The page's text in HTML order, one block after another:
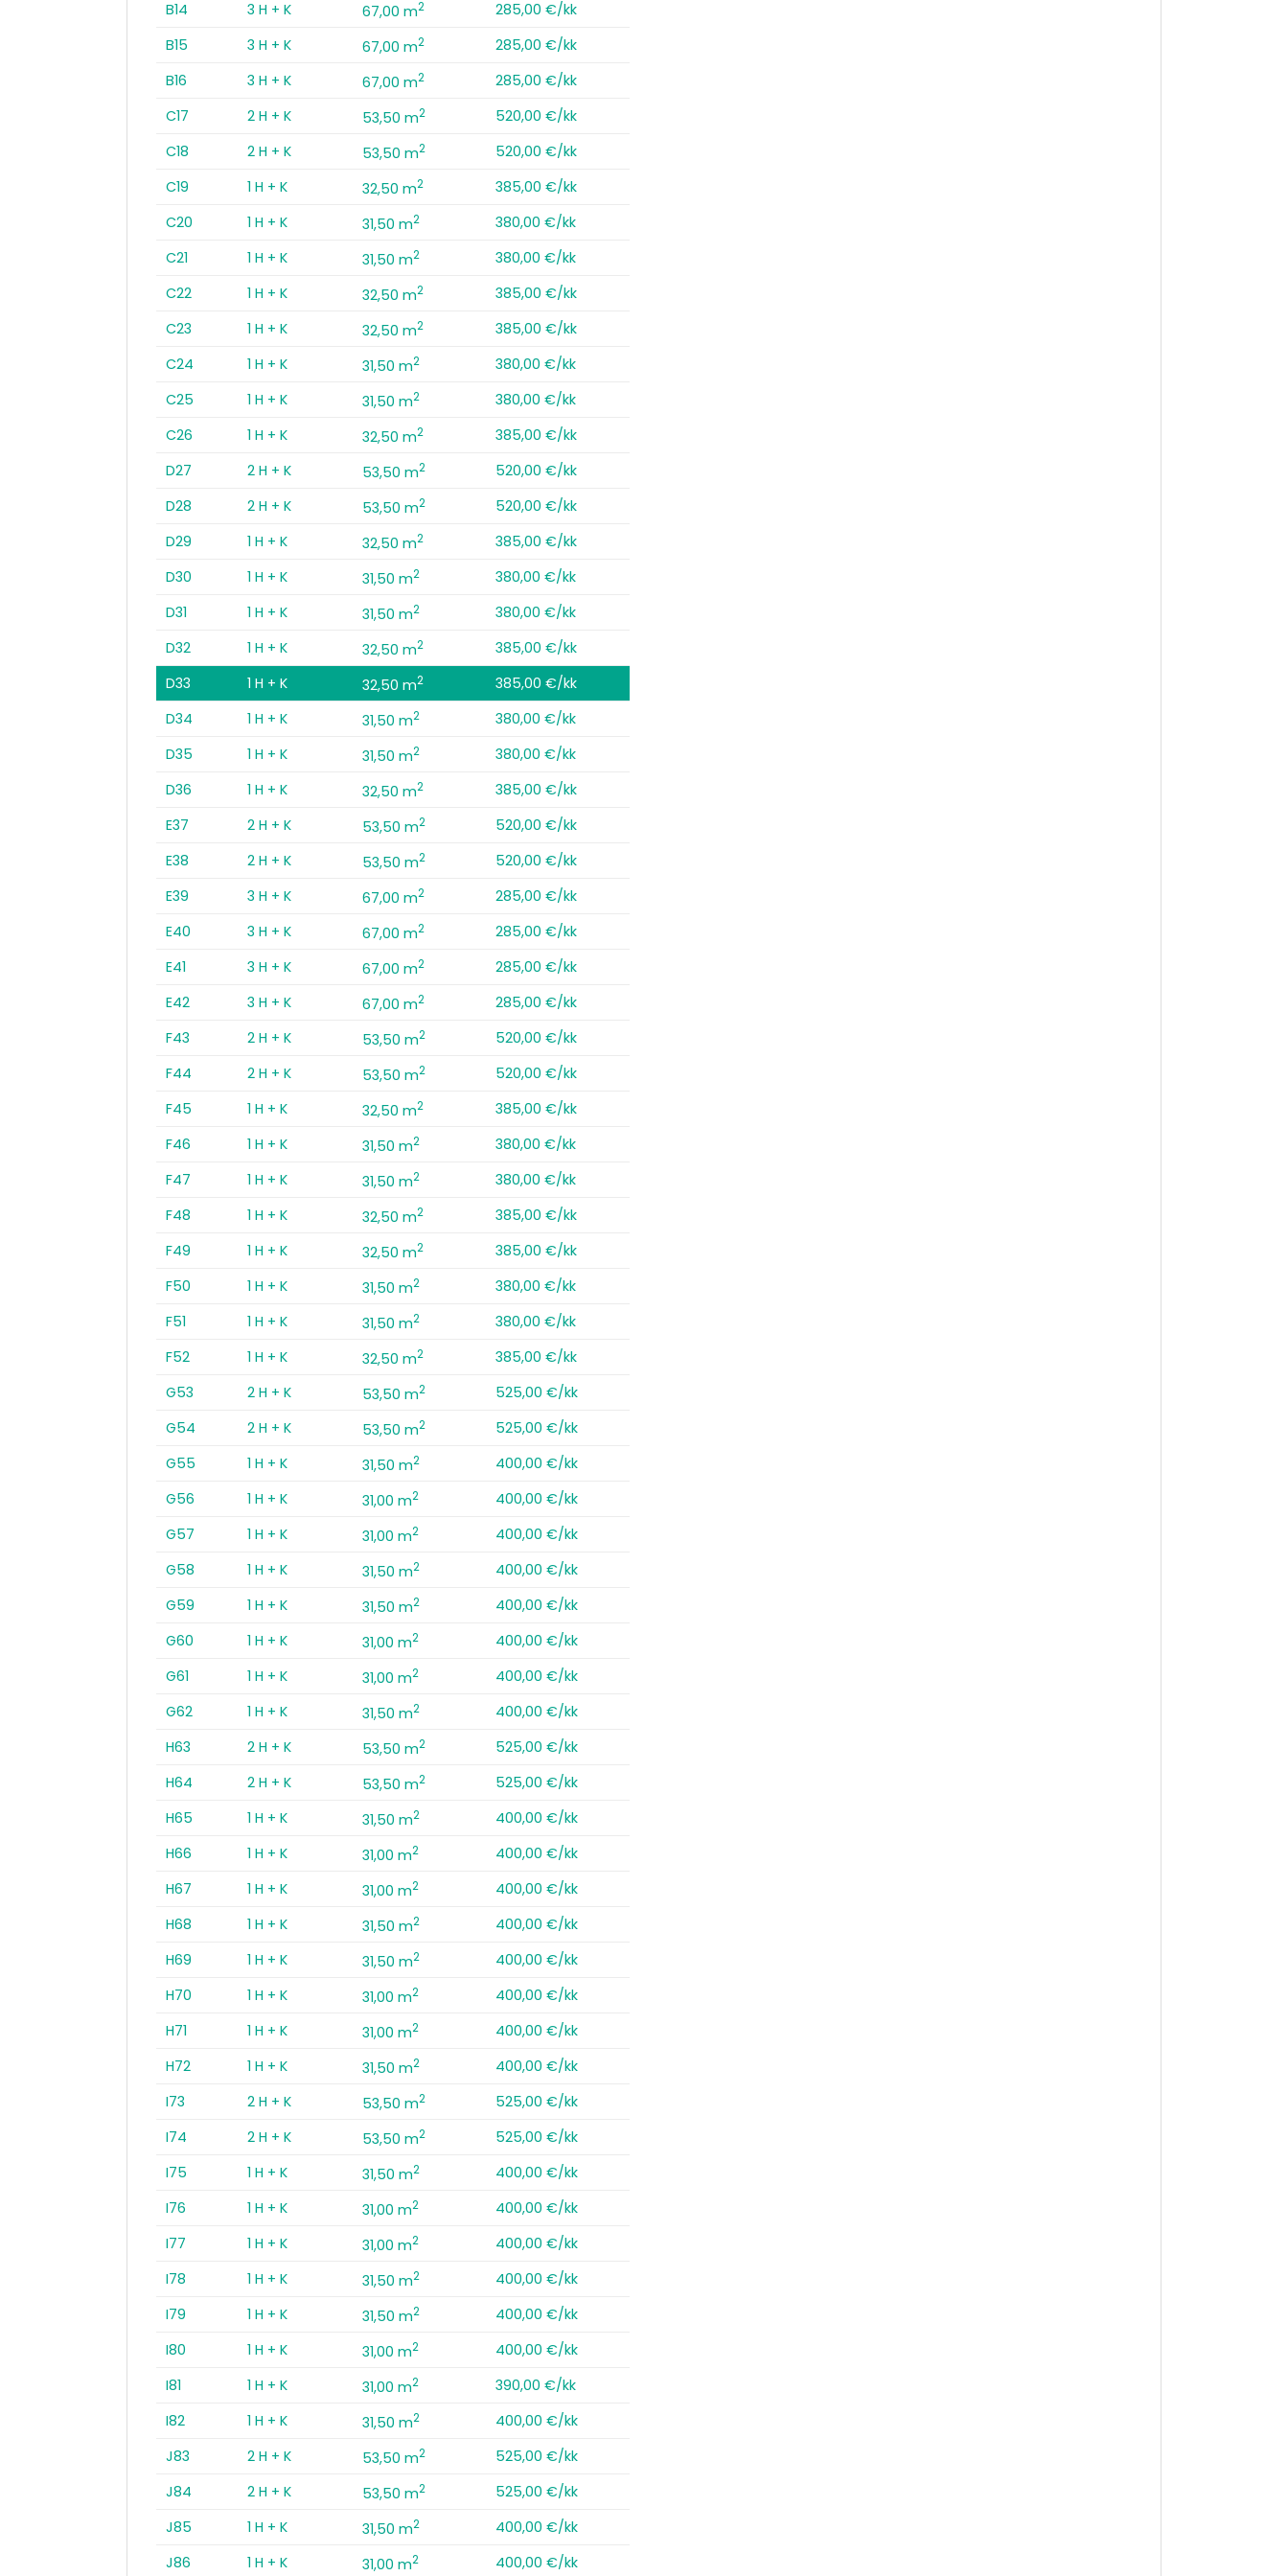
B14
3 H + K 67,00 m2
285,00 €/kk
B15
3 H + K 67,00 m2
285,00 €/kk
B16
3 H + K 67,00 m2
285,00 €/kk
C17
2 H + K 53,50 m2
520,00 €/kk
C18
2 H + K 53,50 m2
520,00 €/kk
C19
1 H + K 32,50 m2
385,00 €/kk
C20
1 H + K 31,50 m2
380,00 €/kk
C21
1 H + K 31,50 m2
380,00 €/kk
C22
1 H + K 32,50 m2
385,00 €/kk
C23
1 H + K 32,50 m2
385,00 €/kk
C24
1 H + K 31,50 m2
380,00 €/kk
C25
1 H + K 31,50 m2
380,00 €/kk
C26
1 H + K 32,50 m2
385,00 €/kk
D27
2 H + K 53,50 m2
520,00 €/kk
D28
2 H + K 53,50 m2
520,00 €/kk
D29
1 H + K 32,50 m2
385,00 €/kk
D30
1 H + K 31,50 m2
380,00 €/kk
D31
1 H + K 31,50 m2
380,00 €/kk
D32
1 H + K 32,50 m2
385,00 €/kk
D33
1 H + K 32,50 m2
385,00 €/kk
D34
1 H + K 31,50 m2
380,00 €/kk
D35
1 H + K 31,50 m2
380,00 €/kk
D36
1 H + K 32,50 m2
385,00 €/kk
E37
2 H + K 53,50 m2
520,00 €/kk
E38
2 H + K 53,50 m2
520,00 €/kk
E39
3 H + K 67,00 m2
285,00 €/kk
E40
3 H + K 67,00 m2
285,00 €/kk
E41
3 H + K 67,00 m2
285,00 €/kk
E42
3 H + K 67,00 m2
285,00 €/kk
F43
2 H + K 53,50 m2
520,00 €/kk
F44
2 H + K 53,50 m2
520,00 €/kk
F45
1 H + K 32,50 m2
385,00 €/kk
F46
1 H + K 31,50 m2
380,00 €/kk
F47
1 H + K 31,50 m2
380,00 €/kk
F48
1 H + K 32,50 m2
385,00 €/kk
F49
1 H + K 32,50 m2
385,00 €/kk
F50
1 H + K 31,50 m2
380,00 €/kk
F51
1 H + K 31,50 m2
380,00 €/kk
F52
1 H + K 32,50 m2
385,00 €/kk
G53
2 H + K 53,50 m2
525,00 €/kk
G54
2 H + K 53,50 m2
525,00 €/kk
G55
1 H + K 31,50 m2
400,00 €/kk
G56
1 H + K 31,00 m2
400,00 €/kk
G57
1 H + K 31,00 m2
400,00 €/kk
G58
1 H + K 31,50 m2
400,00 €/kk
G59
1 H + K 31,50 m2
400,00 €/kk
G60
1 H + K 31,00 m2
400,00 €/kk
G61
1 H + K 31,00 m2
400,00 €/kk
G62
1 H + K 31,50 m2
400,00 €/kk
H63
2 H + K 53,50 m2
525,00 €/kk
H64
2 H + K 53,50 m2
525,00 €/kk
H65
1 H + K 31,50 m2
400,00 €/kk
H66
1 H + K 31,00 m2
400,00 €/kk
H67
1 H + K 31,00 m2
400,00 €/kk
H68
1 H + K 31,50 m2
400,00 €/kk
H69
1 H + K 31,50 m2
400,00 €/kk
H70
1 H + K 31,00 m2
400,00 €/kk
H71
1 H + K 31,00 m2
400,00 €/kk
H72
1 H + K 31,50 m2
400,00 €/kk
I73
2 H + K 53,50 m2
525,00 €/kk
I74
2 H + K 53,50 m2
525,00 €/kk
I75
1 H + K 31,50 m2
400,00 €/kk
I76
1 H + K 31,00 m2
400,00 €/kk
I77
1 H + K 31,00 m2
400,00 €/kk
I78
1 H + K 31,50 m2
400,00 €/kk
I79
1 H + K 31,50 m2
400,00 €/kk
I80
1 H + K 31,00 m2
400,00 €/kk
I81
1 H + K 31,00 m2
390,00 €/kk
I82
1 H + K 31,50 m2
400,00 €/kk
J83
2 H + K 53,50 m2
525,00 €/kk
J84
2 H + K 53,50 m2
525,00 €/kk
J85
1 H + K 31,50 m2
400,00 €/kk
J86
1 H + K 31,00 m2 400,00 €/kk